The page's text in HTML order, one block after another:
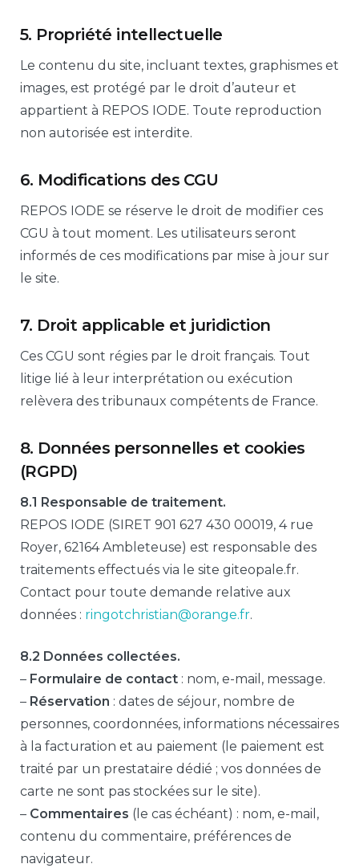
5. Propriété intellectuelle
Le contenu du site, incluant textes, graphismes et
images, est protégé par le droit d’auteur et
appartient à REPOS IODE. Toute reproduction
non autorisée est interdite.
6. Modifications des CGU
REPOS IODE se réserve le droit de modifier ces
CGU à tout moment. Les utilisateurs seront
informés de ces modifications par mise à jour sur
le site.
7. Droit applicable et juridiction
Ces CGU sont régies par le droit français. Tout
litige lié à leur interprétation ou exécution
relèvera des tribunaux compétents de France.
8. Données personnelles et cookies
(RGPD)
8.1 Responsable de traitement.
REPOS IODE (SIRET 901 627 430 00019, 4 rue
Royer, 62164 Ambleteuse) est responsable des
traitements effectués via le site giteopale.fr.
Contact pour toute demande relative aux
données : ringotchristian@orange.fr.
8.2 Données collectées.
– Formulaire de contact : nom, e-mail, message.
– Réservation : dates de séjour, nombre de
personnes, coordonnées, informations nécessaires
à la facturation et au paiement (le paiement est
traité par un prestataire dédié ; vos données de
carte ne sont pas stockées sur le site).
– Commentaires (le cas échéant) : nom, e-mail,
contenu du commentaire, préférences de
navigateur.